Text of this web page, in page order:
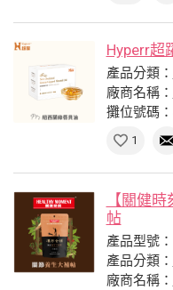
Hyperr超
產品分類：
廠商名稱：
攤位號碼
1
【關健
帖
產品型號
產品分類：
廠商名稱：